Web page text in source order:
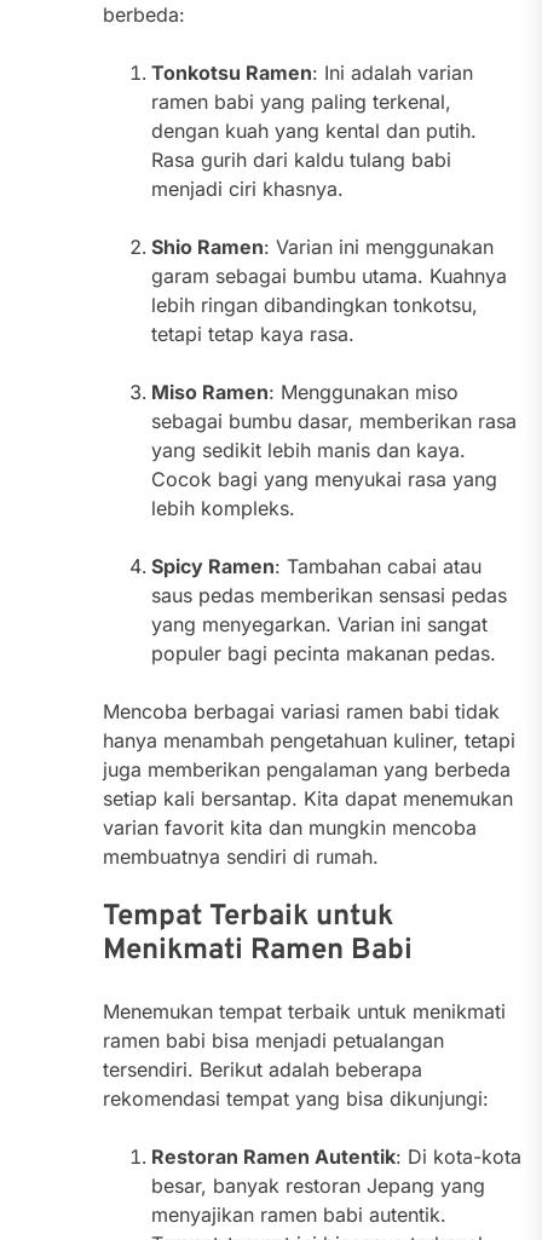
berbeda:
Tonkotsu Ramen: Ini adalah varian
ramen babi yang paling terkenal,
dengan kuah yang kental dan putih.
Rasa gurih dari kaldu tulang babi
menjadi ciri khasnya.
Shio Ramen: Varian ini menggunakan
garam sebagai bumbu utama. Kuahnya
lebih ringan dibandingkan tonkotsu,
tetapi tetap kaya rasa.
Miso Ramen: Menggunakan miso
sebagai bumbu dasar, memberikan rasa
yang sedikit lebih manis dan kaya.
Cocok bagi yang menyukai rasa yang
lebih kompleks.
Spicy Ramen: Tambahan cabai atau
saus pedas memberikan sensasi pedas
yang menyegarkan. Varian ini sangat
populer bagi pecinta makanan pedas.
Mencoba berbagai variasi ramen babi tidak
hanya menambah pengetahuan kuliner, tetapi
juga memberikan pengalaman yang berbeda
setiap kali bersantap. Kita dapat menemukan
varian favorit kita dan mungkin mencoba
membuatnya sendiri di rumah.
Tempat Terbaik untuk
Menikmati Ramen Babi
Menemukan tempat terbaik untuk menikmati
ramen babi bisa menjadi petualangan
tersendiri. Berikut adalah beberapa
rekomendasi tempat yang bisa dikunjungi:
Restoran Ramen Autentik: Di kota-kota
besar, banyak restoran Jepang yang
menyajikan ramen babi autentik.